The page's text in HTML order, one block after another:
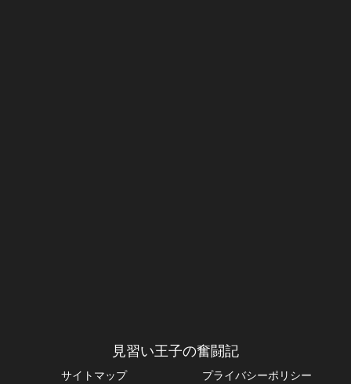
見習い王子の奮闘記
サイトマップ プライバシーポリシー